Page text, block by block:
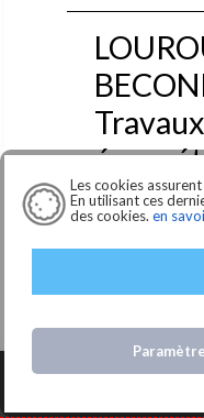
Les cookies
En utilisant ces
des cookies. en
d'Architecture